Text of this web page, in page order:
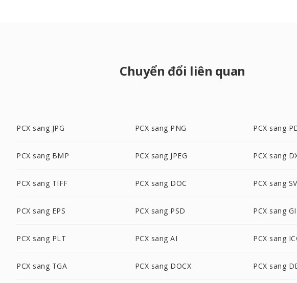
Chuyển đổi liên quan
PCX sang JPG PCX sang PNG PCX sang
PCX sang BMP PCX sang JPEG PCX sang
PCX sang TIFF PCX sang DOC PCX sang
PCX sang EPS PCX sang PSD PCX sang
PCX sang PLT PCX sang AI PCX sang
PCX sang TGA PCX sang DOCX PCX sang